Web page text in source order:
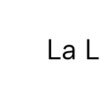
La